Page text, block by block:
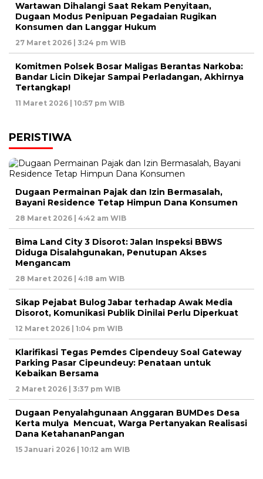
Wartawan Dihalangi Saat Rekam Penyitaan,
Dugaan Modus Penipuan Pegadaian Rugikan
Konsumen dan Langgar Hukum
27 Maret 2026 | 3:24 pm WIB
Komitmen Polsek Bosar Maligas Berantas Narkoba:
Bandar Licin Dikejar Sampai Perladangan, Akhirnya
Tertangkap!
11 Maret 2026 | 10:57 pm WIB
PERISTIWA
Dugaan Permainan Pajak dan Izin Bermasalah,
Bayani Residence Tetap Himpun Dana Konsumen
28 Maret 2026 | 4:42 am WIB
Bima Land City 3 Disorot: Jalan Inspeksi BBWS
Diduga Disalahgunakan, Penutupan Akses
Mengancam
28 Maret 2026 | 4:18 am WIB
Sikap Pejabat Bulog Jabar terhadap Awak Media
Disorot, Komunikasi Publik Dinilai Perlu Diperkuat
12 Maret 2026 | 1:04 pm WIB
Klarifikasi Tegas Pemdes Cipendeuy Soal Gateway
Parking Pasar Cipeundeuy: Penataan untuk
Kebaikan Bersama
2 Maret 2026 | 3:37 pm WIB
Dugaan Penyalahgunaan Anggaran BUMDes Desa
Kerta mulya Mencuat, Warga Pertanyakan Realisasi
Dana KetahananPangan
15 Januari 2026 | 10:12 am WIB